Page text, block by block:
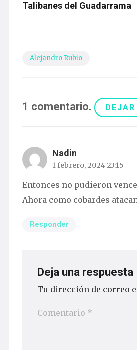
Talibanes del Guadarrama
Alejandro Rubio
1 comentario. DEJAR
Nadin
1 febrero, 2024 23:15
Entonces no pudieron
Ahora como cobardes
Responder
Deja una respuesta
Tu dirección de correo